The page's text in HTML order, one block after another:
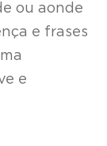
ou aonde
e frases
e